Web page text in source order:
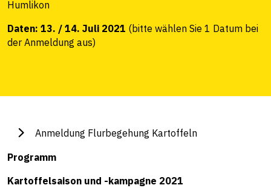
Humlikon
Daten: 13. / 14. Juli 2021 (bitte wählen Sie 1 Datum bei
der Anmeldung aus)
Anmeldung Flurbegehung Kartoffeln
Programm
Kartoffelsaison und -kampagne 2021